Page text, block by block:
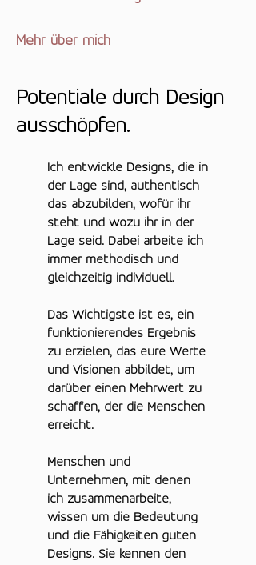
Mehr über mich
Potentiale durch Design
ausschöpfen.
Ich entwickle Designs, die in
der Lage sind, authentisch
das abzubilden, wofür ihr
steht und wozu ihr in der
Lage seid. Dabei arbeite ich
immer methodisch und
gleichzeitig individuell.
Das Wichtigste ist es, ein
funktionierendes Ergebnis
zu erzielen, das eure Werte
und Visionen abbildet, um
darüber einen Mehrwert zu
schaffen, der die Menschen
erreicht.
Menschen und
Unternehmen, mit denen
ich zusammenarbeite,
wissen um die Bedeutung
und die Fähigkeiten guten
Designs. Sie kennen den